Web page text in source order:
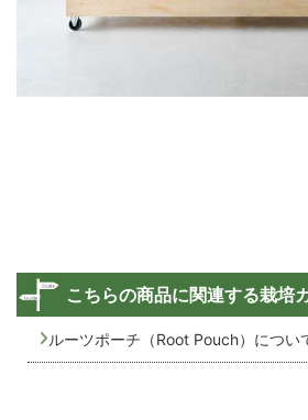
こちらの商品に関連する栽培
ルーツポーチ（Root Pouch）につい